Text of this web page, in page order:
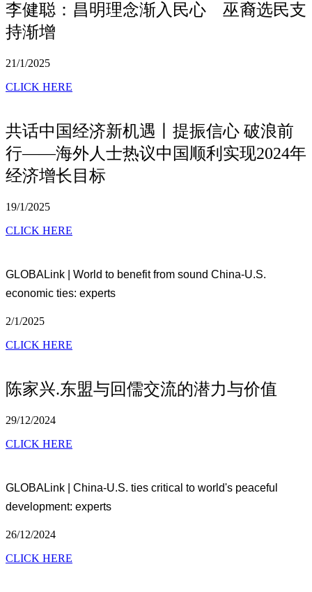
李健聪：昌明理念渐入民心 巫裔选民支
持渐增
21/1/2025
CLICK HERE
共话中国经济新机遇丨提振信心 破浪前
行——海外人士热议中国顺利实现2024年
经济增长目标
19/1/2025
CLICK HERE
GLOBALink | World to benefit from sound China-U.S.
economic ties: experts
2/1/2025
CLICK HERE
陈家兴.东盟与回儒交流的潜力与价值
29/12/2024
CLICK HERE
GLOBALink | China-U.S. ties critical to world's peaceful
development: experts
26/12/2024
CLICK HERE